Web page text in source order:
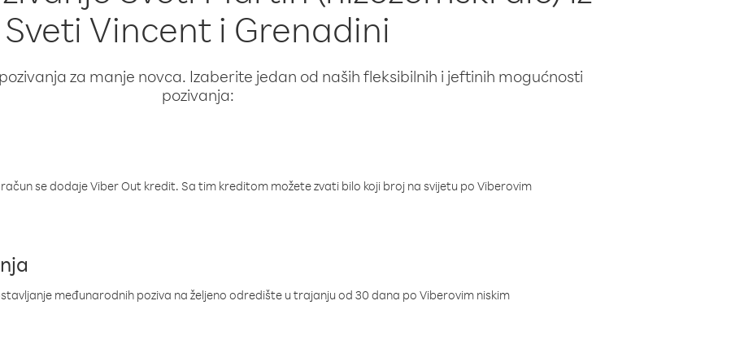
Sveti Vincent i Grenadini
za manje novca. Izaberite jedan od naših fleksibilnih i jeftinih mogućnosti
pozivanja:
se dodaje Viber Out kredit. Sa tim kreditom možete zvati bilo koji broj na svijetu po Viberovim
međunarodnih poziva na željeno odredište u trajanju od 30 dana po Viberovim niskim